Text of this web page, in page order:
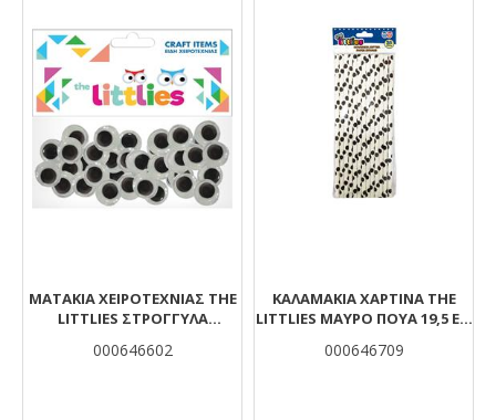
ΜΑΤΆΚΙΑ ΧΕΙΡΟΤΕΧΝΊΑΣ THE
LITTLIES ΣΤΡΌΓΓΥΛΑ
000646602
ΚΑΛΑΜΆΚΙΑ ΧΆΡΤΙΝΑ THE
LITTLIES ΜΑΎΡΟ ΠΟΥΆ 19,5 ΕΚ.
000646709